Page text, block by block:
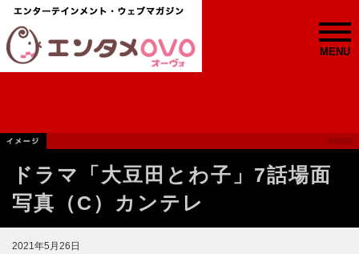
MENU
ドラマ「大豆田とわ子」7話場面
写真（C）カンテレ
2021年5月26日